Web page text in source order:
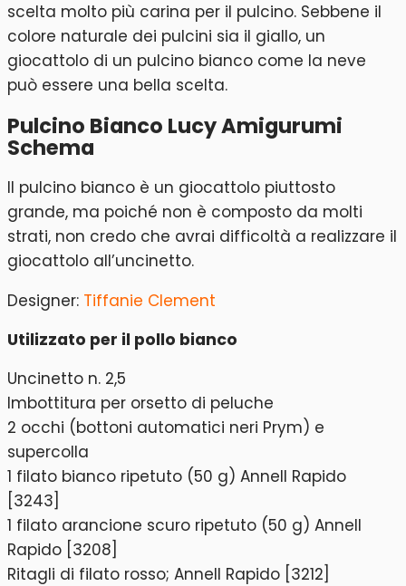
scelta molto più carina per il pulcino. Sebbene il
colore naturale dei pulcini sia il giallo, un
giocattolo di un pulcino bianco come la neve
può essere una bella scelta.
Pulcino Bianco Lucy Amigurumi
Schema
Il pulcino bianco è un giocattolo piuttosto
grande, ma poiché non è composto da molti
strati, non credo che avrai difficoltà a realizzare il
giocattolo all’uncinetto.
Designer: Tiffanie Clement
Utilizzato per il pollo bianco
Uncinetto n. 2,5
Imbottitura per orsetto di peluche
2 occhi (bottoni automatici neri Prym) e
supercolla
1 filato bianco ripetuto (50 g) Annell Rapido
[3243]
1 filato arancione scuro ripetuto (50 g) Annell
Rapido [3208]
Ritagli di filato rosso; Annell Rapido [3212]